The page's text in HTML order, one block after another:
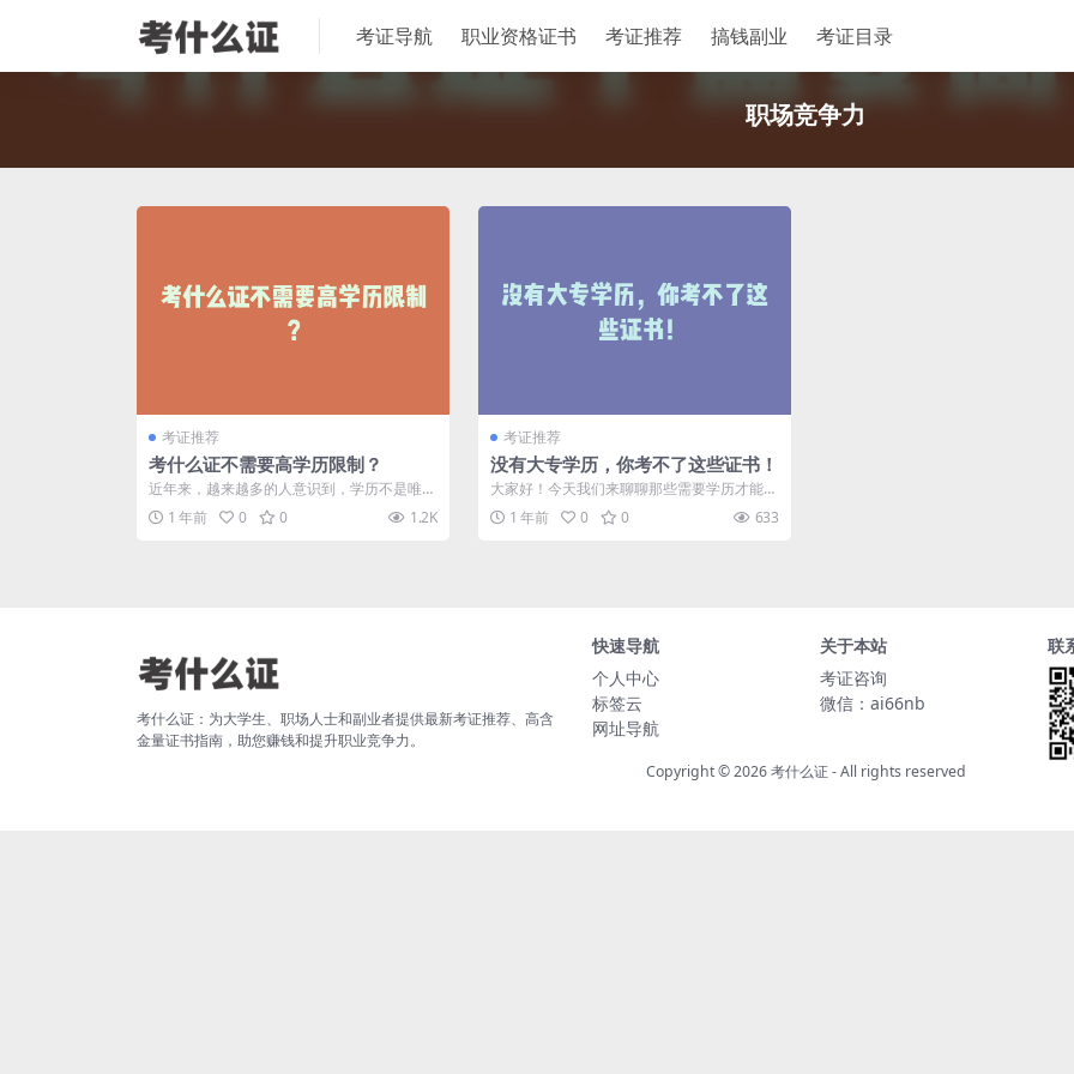
考证导航 职业资格证书 考证推荐 搞钱副业 考证目录
职场竞争力
考证推荐
考什么证不需要高学历限制？
近年来，越来越多的人意识到，学历不是唯一
衡量个人能力的标准。职场上的成就不仅仅
依...1 年前 0 0 1.2K
考证推荐
没有大专学历，你考不了这些证书！
大家好！今天我们来聊聊那些需要学历才能考
的证书。很多小伙伴为了提升自己的竞争
力，...1 年前 0 0 633
考什么证：为大学生、职场人士和副业者提供最新考证推荐、高含
金量证书指南，助您赚钱和提升职业竞争力。
快速导航
个人中心
标签云
网址导航
关于本站
考证咨询
微信：ai66nb
联
Copyright © 2026考什么证- All rights reserved